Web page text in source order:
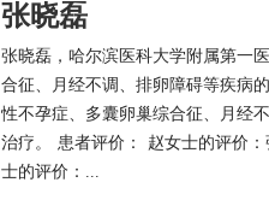
张晓磊
张晓磊，哈尔滨医科大学附属第一
合征、月经不调、排卵障碍等疾病
性不孕症、多囊卵巢综合征、月经
治疗。 患者评价： 赵女士的评价
士的评价：...